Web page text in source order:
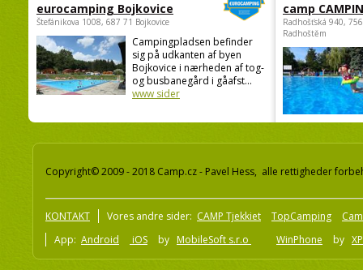
eurocamping Bojkovice
Štefánikova 1008, 687 71 Bojkovice
Campingpladsen befinder
sig på udkanten af byen
Bojkovice i nærheden af tog-
og busbanegård i gåafst...
www sider
camp
Radhošťská 940,
Radhoštěm
Copyright© 2009 - 2018 Camp.cz - Pavel Hess, alle rettigheder
KONTAKT Vores andre sider: CAMP Tjekkiet TopCamping
App: Android iOS by MobileSoft s.r.o WinPhone by